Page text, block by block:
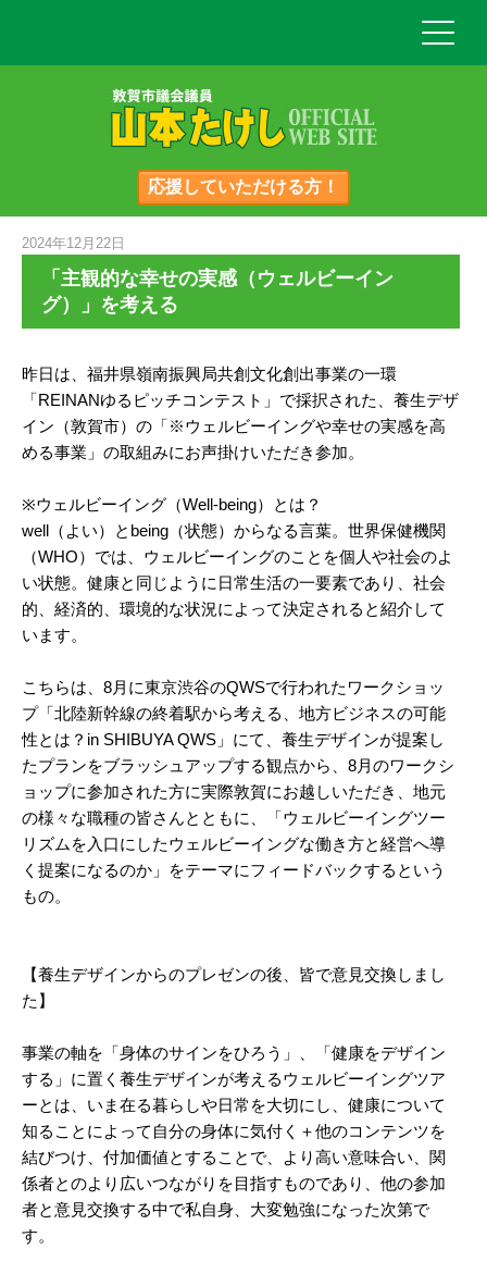
応援していただける方！
2024年12月22日
「主観的な幸せの実感（ウェルビーイン
グ）」を考える
昨日は、福井県嶺南振興局共創文化創出事業の一環
「REINANゆるピッチコンテスト」で採択された、養生デザ
イン（敦賀市）の「※ウェルビーイングや幸せの実感を高
める事業」の取組みにお声掛けいただき参加。
※ウェルビーイング（Well-being）とは？
well（よい）とbeing（状態）からなる言葉。世界保健機関
（WHO）では、ウェルビーイングのことを個人や社会のよ
い状態。健康と同じように日常生活の一要素であり、社会
的、経済的、環境的な状況によって決定されると紹介して
います。
こちらは、8月に東京渋谷のQWSで行われたワークショッ
プ「北陸新幹線の終着駅から考える、地方ビジネスの可能
性とは？in SHIBUYA QWS」にて、養生デザインが提案し
たプランをブラッシュアップする観点から、8月のワークシ
ョップに参加された方に実際敦賀にお越しいただき、地元
の様々な職種の皆さんとともに、「ウェルビーイングツー
リズムを入口にしたウェルビーイングな働き方と経営へ導
く提案になるのか」をテーマにフィードバックするという
もの。
【養生デザインからのプレゼンの後、皆で意見交換しまし
た】
事業の軸を「身体のサインをひろう」、「健康をデザイン
する」に置く養生デザインが考えるウェルビーイングツア
ーとは、いま在る暮らしや日常を大切にし、健康について
知ることによって自分の身体に気付く＋他のコンテンツを
結びつけ、付加価値とすることで、より高い意味合い、関
係者とのより広いつながりを目指すものであり、他の参加
者と意見交換する中で私自身、大変勉強になった次第で
す。